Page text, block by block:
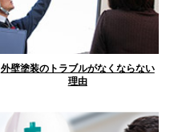
外壁塗装のトラブルがなくならない
理由